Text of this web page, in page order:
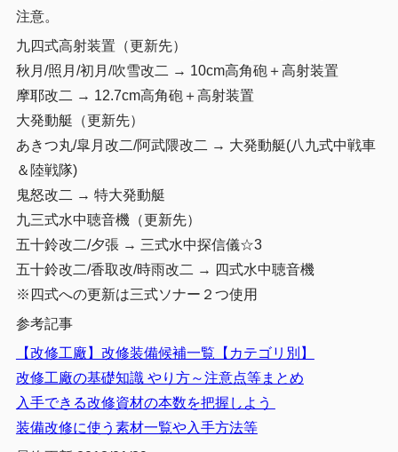
注意。
九四式高射装置（更新先）
秋月/照月/初月/吹雪改二 → 10cm高角砲＋高射装置
摩耶改二 → 12.7cm高角砲＋高射装置
大発動艇（更新先）
あきつ丸/皐月改二/阿武隈改二 → 大発動艇(八九式中戦車
＆陸戦隊)
鬼怒改二 → 特大発動艇
九三式水中聴音機（更新先）
五十鈴改二/夕張 → 三式水中探信儀☆3
五十鈴改二/香取改/時雨改二 → 四式水中聴音機
※四式への更新は三式ソナー２つ使用
参考記事
【改修工廠】改修装備候補一覧【カテゴリ別】
改修工廠の基礎知識 やり方～注意点等まとめ
入手できる改修資材の本数を把握しよう
装備改修に使う素材一覧や入手方法等